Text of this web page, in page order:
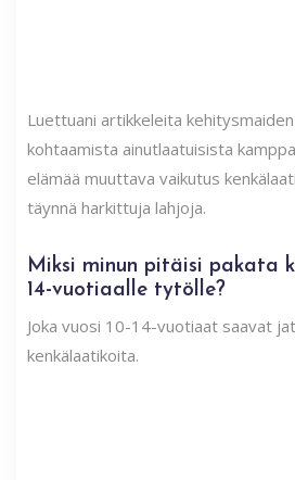
Luettuani artikkeleita
kohtaamista ainutlaatuisista
elämää muuttava vaikutus
täynnä harkittuja lahjoja.
Miksi minun pitäisi pakata
14-vuotiaalle tytölle?
Joka vuosi 10-14-vuotiaat saavat
kenkälaatikoita.